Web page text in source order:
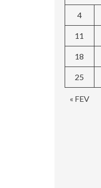
« FEV
4
11
18
25